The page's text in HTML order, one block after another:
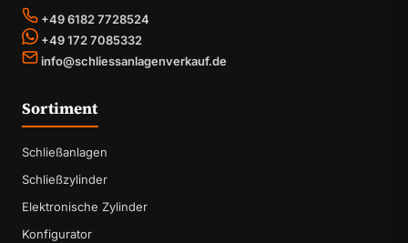
+49 6182 7728524
+49 172 7085332
info@schliessanlagenverkauf.de
Sortiment
Schließanlagen
Schließzylinder
Elektronische Zylinder
Konfigurator